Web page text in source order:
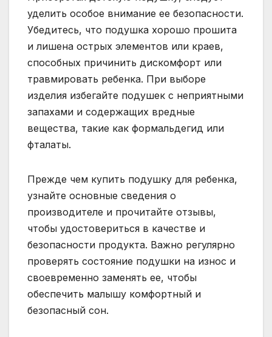
уделить особое внимание ее безопасности.
Убедитесь, что подушка хорошо прошита
и лишена острых элементов или краев,
способных причинить дискомфорт или
травмировать ребенка. При выборе
изделия избегайте подушек с неприятными
запахами и содержащих вредные
вещества, такие как формальдегид или
фталаты.
Прежде чем купить подушку для ребенка,
узнайте основные сведения о
производителе и прочитайте отзывы,
чтобы удостовериться в качестве и
безопасности продукта. Важно регулярно
проверять состояние подушки на износ и
своевременно заменять ее, чтобы
обеспечить малышу комфортный и
безопасный сон.